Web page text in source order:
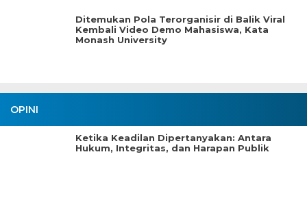
Ditemukan Pola Terorganisir di Balik Viral
Kembali Video Demo Mahasiswa, Kata
Monash University
OPINI
Ketika Keadilan Dipertanyakan: Antara
Hukum, Integritas, dan Harapan Publik